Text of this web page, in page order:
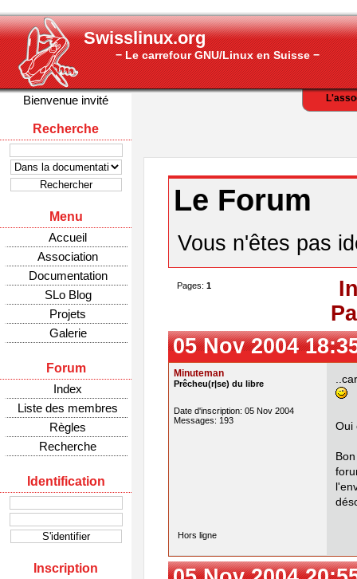
Swisslinux.org
− Le carrefour GNU/Linux en Suisse −
Bienvenue invité
Recherche
Menu
Accueil
Association
Documentation
SLo Blog
Projets
Galerie
Forum
Index
Liste des membres
Règles
Recherche
Identification
Inscription
Le Forum
Vous n'êtes pas
Pages: 1
05 Nov 2004
Minuteman
Prêcheu(r|se) du libre
Date d'inscription: 05 Nov 2004
Messages: 193
Oui
Hors ligne